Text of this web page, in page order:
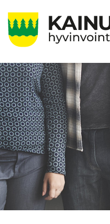
pääsisältöön
Sote
Menu
Asiakkaille